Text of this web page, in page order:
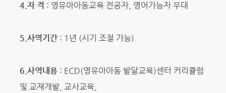
4.자 격 : 영유아아동교육 전공자, 영어가능자 우대
5.사역기간: 1년 (시기 조절 가능)
6.사역내용: ECD(영유아아동 발달교육)센터 커리큘럼
및 교재개발, 교사교육,